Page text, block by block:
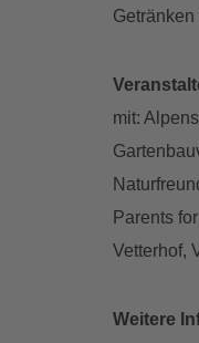
mit:
Parents
Vetterhof,
Weitere